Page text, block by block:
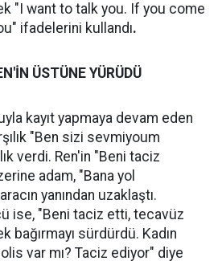
"I want to talk you. If you come
ifadelerini kullandı.
ÜSTÜNE YÜRÜDÜ
kayıt yapmaya devam eden
"Ben sizi sevmiyoum
verdi. Ren'in "Beni taciz
adam, "Bana yol
yanından uzaklaştı.
ise, "Beni taciz etti, tecavüz
bağırmayı sürdürdü. Kadın
var mı? Taciz ediyor" diye